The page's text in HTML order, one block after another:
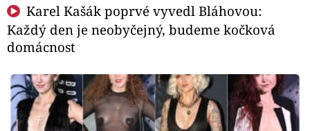
Karel Kašák poprvé vyvedl Bláhovou:
Každý den je neobyčejný, budeme kočková
domácnost